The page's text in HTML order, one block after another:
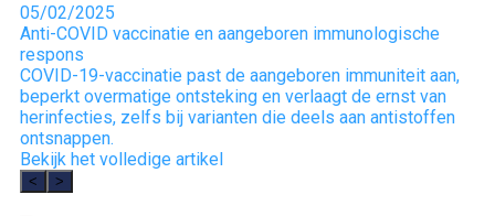
05/02/2025
Anti-COVID vaccinatie en aangeboren immunologische
respons
COVID-19-vaccinatie past de aangeboren immuniteit aan,
beperkt overmatige ontsteking en verlaagt de ernst van
herinfecties, zelfs bij varianten die deels aan antistoffen
ontsnappen.
Bekijk het volledige artikel
< >